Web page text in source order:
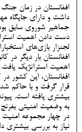
افغانستان در زمان
داشت و دارای جایگاه
جماهیر شوروی سابق
دست دادن اهمیت
لجنزار بازی‌های
افغانستان بار دیگر
اهمیت استراتژیک
افغانستان، این کشور
قرار گرفت و با حاکم
بیشتری یافته است.
به وضعیت امنیتی بغرنج
در چهار مجموعه
نیاز به بررسی بیشتری